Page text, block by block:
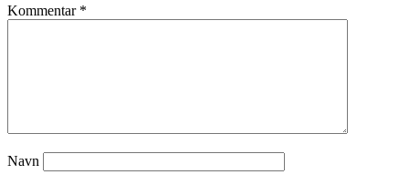
Kommentar *
Navn